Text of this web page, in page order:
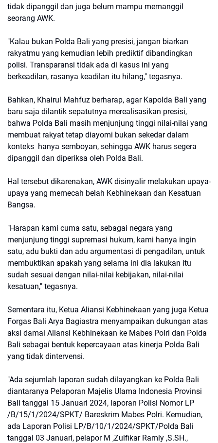
tidak dipanggil dan juga belum mampu memanggil
seorang AWK.
"Kalau bukan Polda Bali yang presisi, jangan biarkan
rakyatmu yang kemudian lebih prediktif dibandingkan
polisi. Transparansi tidak ada di kasus ini yang
berkeadilan, rasanya keadilan itu hilang," tegasnya.
Bahkan, Khairul Mahfuz berharap, agar Kapolda Bali yang
baru saja dilantik sepatutnya merealisasikan presisi,
bahwa Polda Bali masih menjunjung tinggi nilai-nilai yang
membuat rakyat tetap diayomi bukan sekedar dalam
konteks hanya semboyan, sehingga AWK harus segera
dipanggil dan diperiksa oleh Polda Bali.
Hal tersebut dikarenakan, AWK disinyalir melakukan upaya-
upaya yang memecah belah Kebhinekaan dan Kesatuan
Bangsa.
"Harapan kami cuma satu, sebagai negara yang
menjunjung tinggi supremasi hukum, kami hanya ingin
satu, adu bukti dan adu argumentasi di pengadilan, untuk
membuktikan apakah yang selama ini dia lakukan itu
sudah sesuai dengan nilai-nilai kebijakan, nilai-nilai
kesatuan," tegasnya.
Sementara itu, Ketua Aliansi Kebhinekaan yang juga Ketua
Forgas Bali Arya Bagiastra menyampaikan dukungan atas
aksi damai Aliansi Kebhinekaan ke Mabes Polri dan Polda
Bali sebagai bentuk kepercayaan atas kinerja Polda Bali
yang tidak dintervensi.
"Ada sejumlah laporan sudah dilayangkan ke Polda Bali
diantaranya Pelaporan Majelis Ulama Indonesia Provinsi
Bali tanggal 15 Januari 2024, laporan Polisi Nomor LP
/B/15/1/2024/SPKT/ Bareskrim Mabes Polri. Kemudian,
ada Laporan Polisi LP/B/10/1/2024/SPKT/Polda Bali
tanggal 03 Januari, pelapor M ,Zulfikar Ramly ,S.SH.,